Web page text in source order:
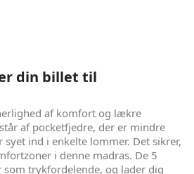
din billet til
af komfort og lækre
af pocketfjedre, der er mindre
ind i enkelte lommer. Det sikrer,
i denne madras. De 5
trykfordelende, og lader dig